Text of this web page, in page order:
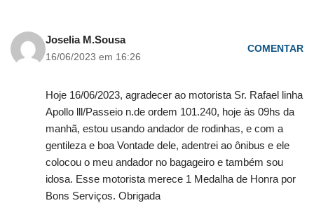
Joselia M.Sousa
16/06/2023 em 16:26
COMENTAR
Hoje 16/06/2023, agradecer ao motorista Sr. Rafael linha
Apollo lll/Passeio n.de ordem 101.240, hoje às 09hs da
manhã, estou usando andador de rodinhas, e com a
gentileza e boa Vontade dele, adentrei ao ônibus e ele
colocou o meu andador no bagageiro e também sou
idosa. Esse motorista merece 1 Medalha de Honra por
Bons Serviços. Obrigada